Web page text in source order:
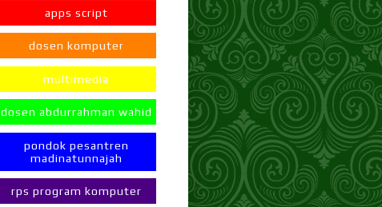
apps script
dosen komputer
multimedia
dosen abdurrahman wahid
pondok pesantren
madinatunnajah
rps program komputer